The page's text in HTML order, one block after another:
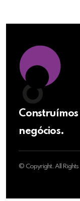
negócios.
© Copyright. All Rights